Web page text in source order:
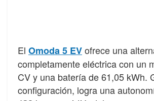
El Omoda 5 EVofrece una
completamente eléctrica con un
CV y una batería de 61,05 kWh.
configuración, logra una